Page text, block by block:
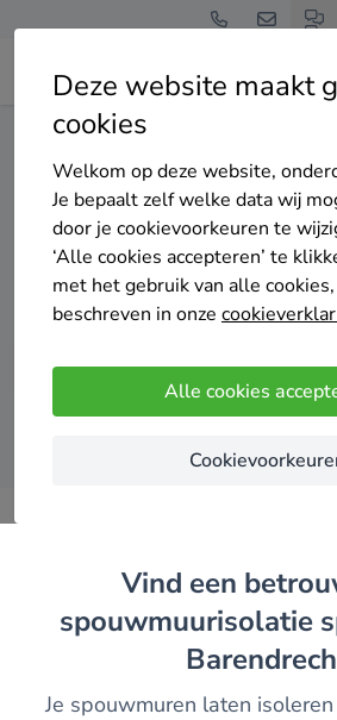
Deze website maakt
cookies
Welkom op deze website,
Je bepaalt zelf welke data wij
door je cookievoorkeuren te
‘Alle cookies accepteren’ te
met het gebruik van alle
beschreven in onze
Alle cookies
Home Spouwmuurisolatie
Gratis en
Top 20 spouwmuurisolatie
specialisten in
Vergelijk offertes
Vind een betrouwbare
spouwmuurisolatie
Je spouwmuren laten